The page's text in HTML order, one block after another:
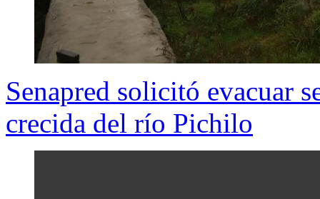
Senapred solicitó evacuar
crecida del río Pichilo